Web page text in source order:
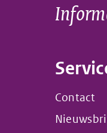
Contact